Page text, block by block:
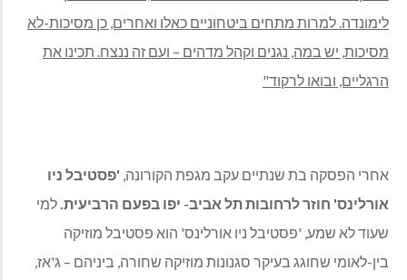
לימונדה. למרות מתחים ביטחוניים כאלו ואחרים, כן מסיכות-לא
מסיכות, יש במה, נגנים וקהל מדהים – ועם זה ננצח. תכינו את
הרגליים, ובואו לרקוד"
אחרי הפסקה בת שנתיים עקב מגפת הקורונה, 'פסטיבל ניו
אורלינס' חוזר לרחובות תל אביב- יפו בפעם הרביעית.למי
שעוד לא שמע, 'פסטיבל ניו אורלינס' הוא פסטיבל מוזיקה
בין-לאומי שחוגג בעיקר סגנונות מוזיקה שחורה, ביניהם – ג'אז,